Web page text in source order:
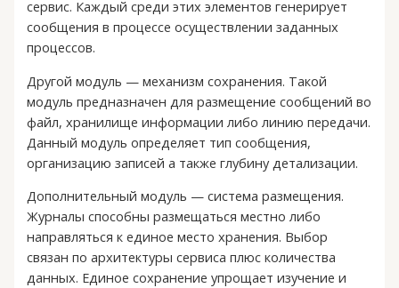
сервис. Каждый среди этих элементов генерирует
сообщения в процессе осуществлении заданных
процессов.
Другой модуль — механизм сохранения. Такой
модуль предназначен для размещение сообщений во
файл, хранилище информации либо линию передачи.
Данный модуль определяет тип сообщения,
организацию записей а также глубину детализации.
Дополнительный модуль — система размещения.
Журналы способны размещаться местно либо
направляться к единое место хранения. Выбор
связан по архитектуры сервиса плюс количества
данных. Единое сохранение упрощает изучение и